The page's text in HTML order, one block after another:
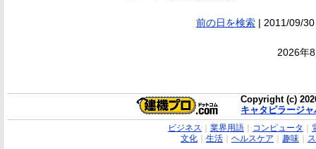
前の日を検索| 2011/09/
2026年
Copyright (c)
キャタピラージ
ビジネス 業界用語｜ コンピュータ
文化｜ 生活｜ ヘルスケア 趣味｜